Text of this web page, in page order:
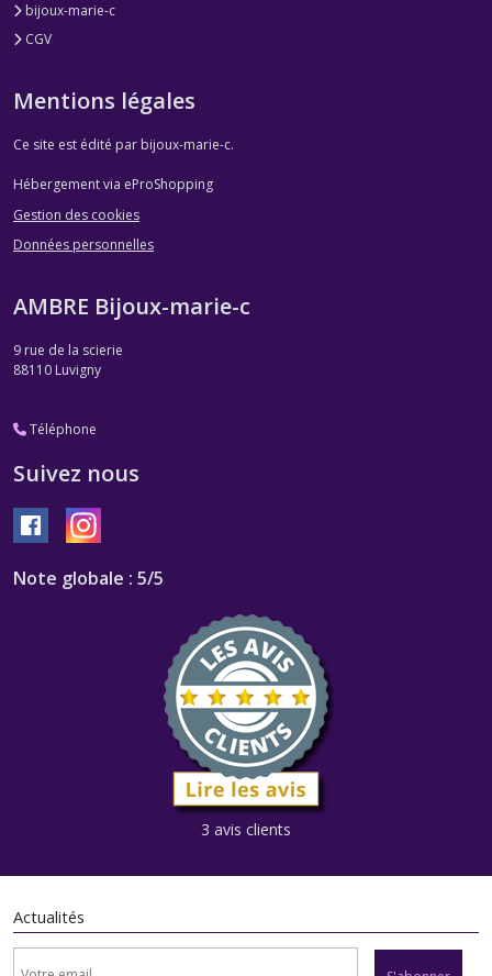
bijoux-marie-c
CGV
Mentions légales
Ce site est édité par bijoux-marie-c.
Hébergement via eProShopping
Gestion des cookies
Données personnelles
AMBRE Bijoux-marie-c
9 rue de la scierie
88110 Luvigny
Téléphone
Suivez nous
Note globale : 5/5
3 avis clients
Actualités